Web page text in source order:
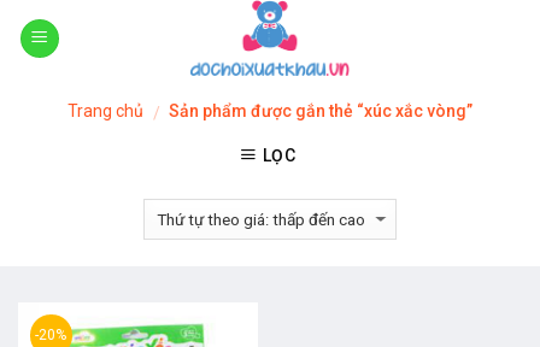
Skip
Trang chủ / Sản phẩm được gắn thẻ “xúc xắc vòng”
LỌC
-20%